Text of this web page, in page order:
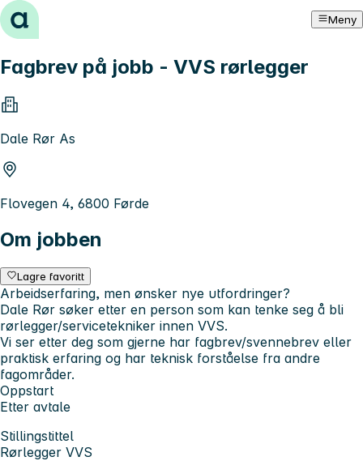
Hopp til innhold Meny
Fagbrev på jobb - VVS rørlegger
Dale Rør As
Flovegen 4, 6800 Førde
Om jobben
Lagre favoritt
Arbeidserfaring, men ønsker nye utfordringer?
Dale Rør søker etter en person som kan tenke seg å bli
rørlegger/servicetekniker innen VVS.
Vi ser etter deg som gjerne har fagbrev/svennebrev eller
praktisk erfaring og har teknisk forståelse fra andre
fagområder.
Oppstart
Etter avtale
Stillingstittel
Rørlegger VVS